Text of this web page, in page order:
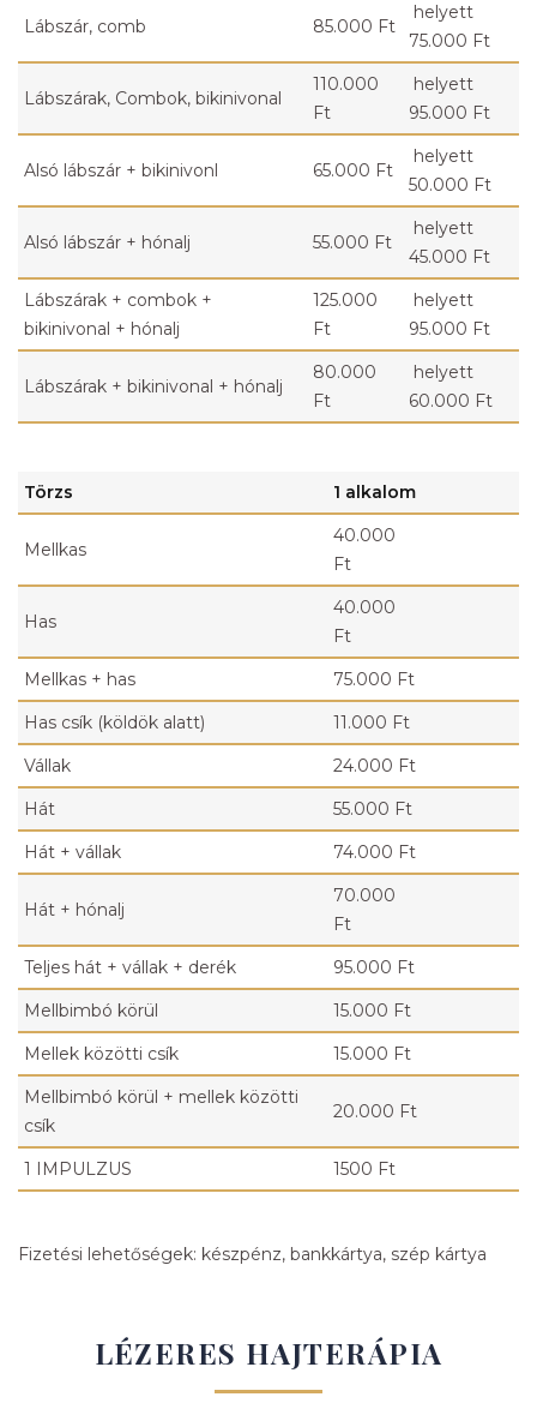
Lábszár, comb 85.000 Ft
helyett
75.000 Ft
Lábszárak, Combok, bikinivonal
110.000
Ft
helyett
95.000 Ft
Alsó lábszár + bikinivonl 65.000 Ft
helyett
50.000 Ft
Alsó lábszár + hónalj 55.000 Ft
helyett
45.000 Ft
Lábszárak + combok +
bikinivonal + hónalj
125.000
Ft
helyett
95.000 Ft
Lábszárak + bikinivonal + hónalj
80.000
Ft
helyett
60.000 Ft
Törzs 1 alkalom
Mellkas
40.000
Ft
Has
40.000
Ft
Mellkas + has
75.000 Ft
Has csík (köldök alatt)
11.000 Ft
Vállak
24.000 Ft
Hát
55.000 Ft
Hát + vállak
74.000 Ft
Hát + hónalj
70.000
Ft
Teljes hát + vállak + derék
95.000 Ft
Mellbimbó körül
15.000 Ft
Mellek közötti csík
15.000 Ft
Mellbimbó körül + mellek közötti
csík
20.000 Ft
1 IMPULZUS 1500 Ft
Fizetési lehetőségek: készpénz, bankkártya, szép kártya
LÉZERES HAJTERÁPIA